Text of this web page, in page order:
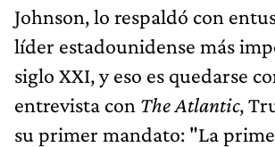
Johnson, lo respaldó con
líder estadounidense más
siglo XXI, y eso es quedarse
entrevista con The Atlantic,
su primer mandato: "La